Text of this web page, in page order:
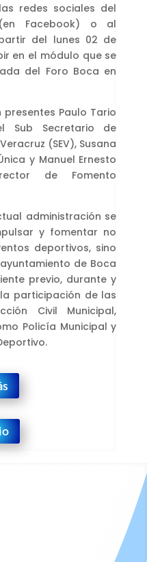
redes sociales del
Facebook) o al
del lunes 02 de
en el módulo que se
del Foro Boca en
presentes Paulo Tario
Sub Secretario de
(SEV), Susana
y Manuel Ernesto
de Fomento
administración se
y fomentar no
deportivos, sino
de Boca
previo, durante y
participación de las
Civil Municipal,
Policía Municipal y